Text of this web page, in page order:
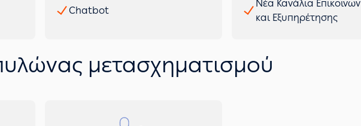
Chatbot
Νέα Κανάλια
και Εξυπηρέτησης
μετασχηματισμού